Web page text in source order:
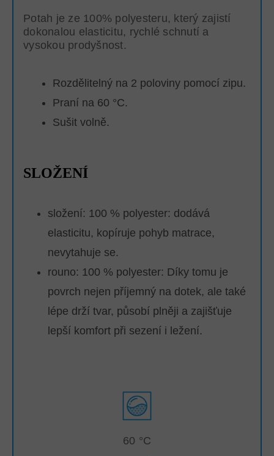
Potah je ze 100% polyesteru, který zajistí
dokonalou elasticitu, rychlé schnutí a
vysokou prodyšnost.
Rozdělitelný na 2 poloviny pomocí zipu.
Praní na 60 °C.
Sušit volně.
SLOŽENÍ
složení: 100 % polyester: dodává
elasticitu, kopíruje pohyb matrace,
nevytahuje se.
rouno: 100 % polyester: Díky tomu je
povrch nejen příjemný na dotek, ale také
lépe drží tvar, působí plněji a zajišťuje
lepší komfort při sezení i ležení.
60 °C